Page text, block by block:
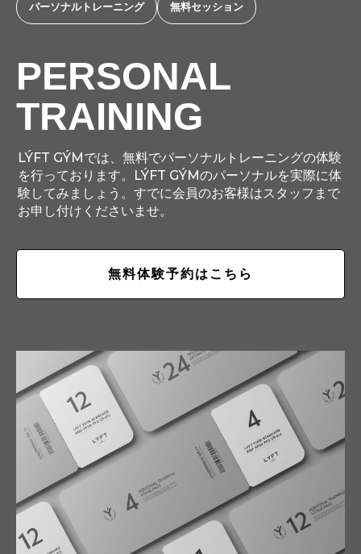
パーソナルトレーニング 無料セッション
PERSONAL
TRAINING
LÝFT GÝMでは、無料でパーソナルトレーニングの体験
を行っております。LÝFT GÝMのパーソナルを実際に体
験してみましょう。すでに会員のお客様はスタッフまで
お申し付けくださいませ。
無料体験予約はこちら